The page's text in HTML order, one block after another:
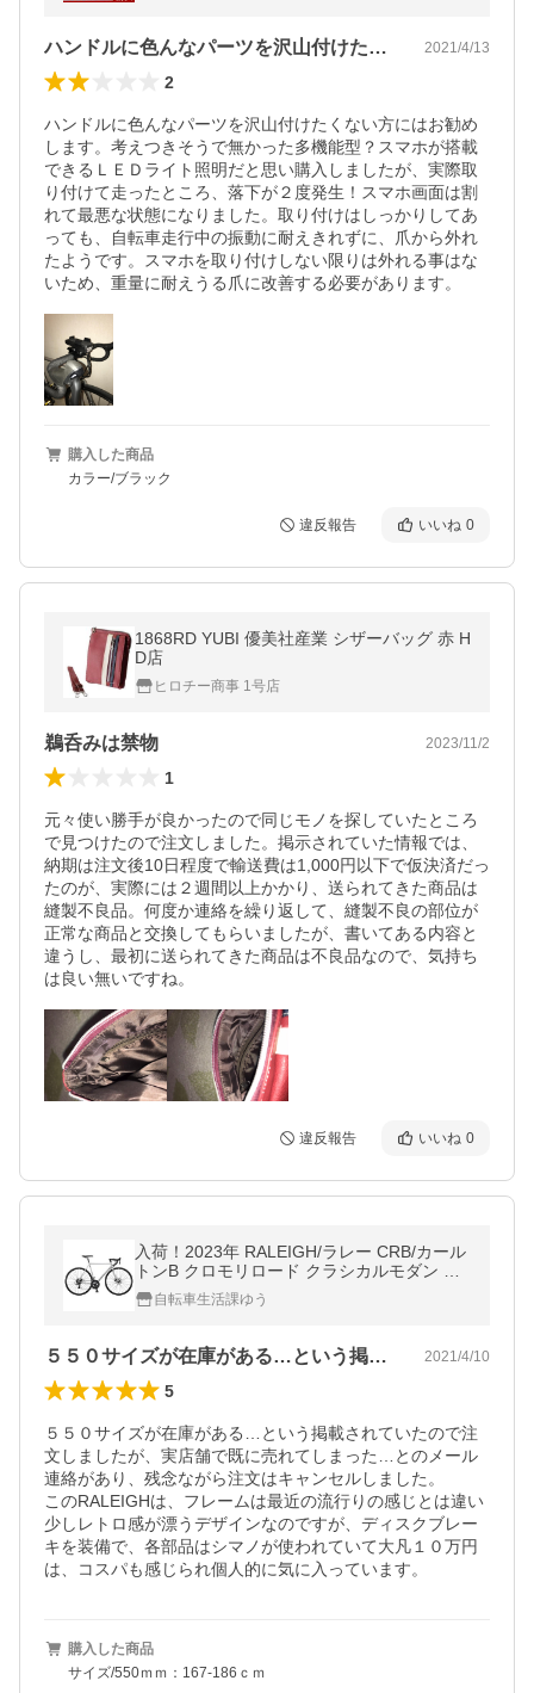
ハンドルに色んなパーツを沢山付けたくな… 2021/4/13
2
ハンドルに色んなパーツを沢山付けたくない方にはお勧め
します。考えつきそうで無かった多機能型？スマホが搭載
できるＬＥＤライト照明だと思い購入しましたが、実際取
り付けて走ったところ、落下が２度発生！スマホ画面は割
れて最悪な状態になりました。取り付けはしっかりしてあ
っても、自転車走行中の振動に耐えきれずに、爪から外れ
たようです。スマホを取り付けしない限りは外れる事はな
いため、重量に耐えうる爪に改善する必要があります。
購入した商品
カラー/ブラック
違反報告 いいね 0
1868RD YUBI 優美社産業 シザーバッグ 赤 H
D店
ヒロチー商事 1号店
鵜呑みは禁物 2023/11/2
1
元々使い勝手が良かったので同じモノを探していたところ
で見つけたので注文しました。掲示されていた情報では、
納期は注文後10日程度で輸送費は1,000円以下で仮決済だっ
たのが、実際には２週間以上かかり、送られてきた商品は
縫製不良品。何度か連絡を繰り返して、縫製不良の部位が
正常な商品と交換してもらいましたが、書いてある内容と
違うし、最初に送られてきた商品は不良品なので、気持ち
は良い無いですね。
違反報告 いいね 0
入荷！2023年 RALEIGH/ラレー CRB/カール
トンB クロモリロード クラシカルモダン デ
ィスクブレーキ付 マットスティール
自転車生活課ゆう
５５０サイズが在庫がある…という掲載さ… 2021/4/10
5
５５０サイズが在庫がある…という掲載されていたので注
文しましたが、実店舗で既に売れてしまった…とのメール
連絡があり、残念ながら注文はキャンセルしました。
このRALEIGHは、フレームは最近の流行りの感じとは違い
少しレトロ感が漂うデザインなのですが、ディスクブレー
キを装備で、各部品はシマノが使われていて大凡１０万円
は、コスパも感じられ個人的に気に入っています。
購入した商品
サイズ/550ｍｍ：167-186ｃｍ